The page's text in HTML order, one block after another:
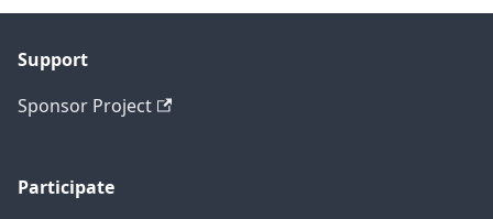
Support
Sponsor Project
Participate